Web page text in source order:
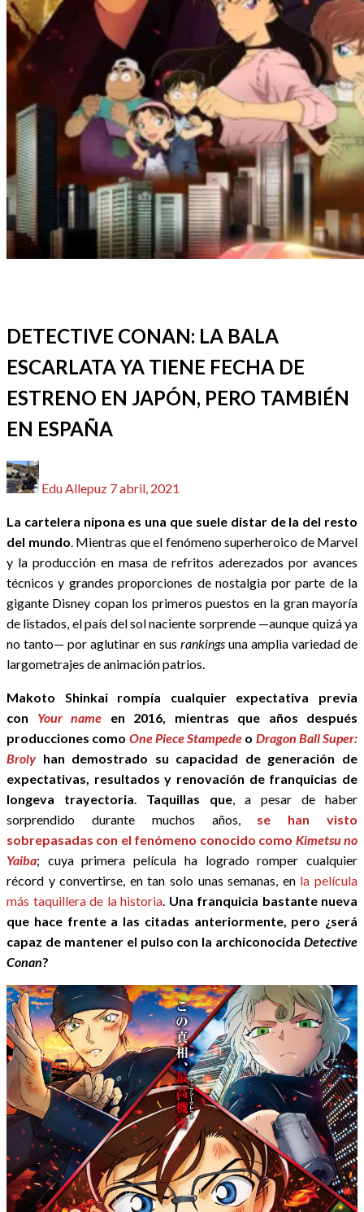
DETECTIVE CONAN: LA BALA
ESCARLATA YA TIENE FECHA DE
ESTRENO EN JAPÓN, PERO TAMBIÉN
EN ESPAÑA
Edu Allepuz el
7 abril, 2021
La cartelera nipona es una que suele distar de la del resto
del mundo. Mientras que el fenómeno superheroico de Marvel
y la producción en masa de refritos aderezados por avances
técnicos y grandes proporciones de nostalgia por parte de la
gigante Disney copan los primeros puestos en la gran mayoría
de listados, el país del sol naciente sorprende —aunque quizá ya
no tanto— por aglutinar en sus rankings una amplia variedad de
largometrajes de animación patrios.
Makoto Shinkai rompía cualquier expectativa previa
con Your name en 2016, mientras que años después
producciones como One Piece Stampede o Dragon Ball Super:
Brolyhan demostrado su capacidad de generación de
expectativas, resultados y renovación de franquicias de
longeva trayectoria. Taquillas que, a pesar de haber
sorprendido durante muchos años, se han visto
sobrepasadas con el fenómeno conocido como Kimetsu no
Yaiba; cuya primera película ha logrado romper cualquier
récord y convertirse, en tan solo unas semanas, en la película
más taquillera de la historia. Una franquicia bastante nueva
que hace frente a las citadas anteriormente, pero ¿será
capaz de mantener el pulso con la archiconocida Detective
Conan?